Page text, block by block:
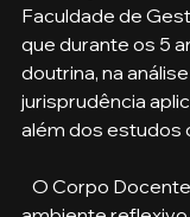
Faculdade de
que durante os 5
doutrina, na
jurisprudência
além dos estudos